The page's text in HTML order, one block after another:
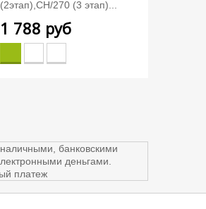
(2этап),СН/270 (3 этап)...
1 788 руб